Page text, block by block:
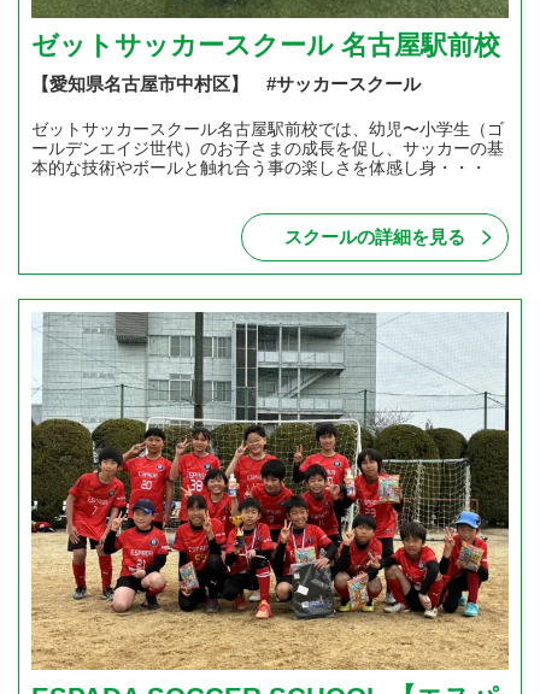
ゼットサッカースクール 名古屋駅前校
【愛知県名古屋市中村区】 #サッカースクール
ゼットサッカースクール名古屋駅前校では、幼児〜小学生（ゴ
ールデンエイジ世代）のお子さまの成長を促し、サッカーの基
本的な技術やボールと触れ合う事の楽しさを体感し身・・・
スクールの詳細を見る